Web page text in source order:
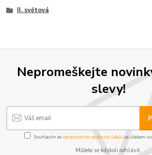
II. světová
Nepromeškejte
slevy!
Souhlasím se zpracováním osobních údajůza účelem
Můžete se kdykoli odhlásit.